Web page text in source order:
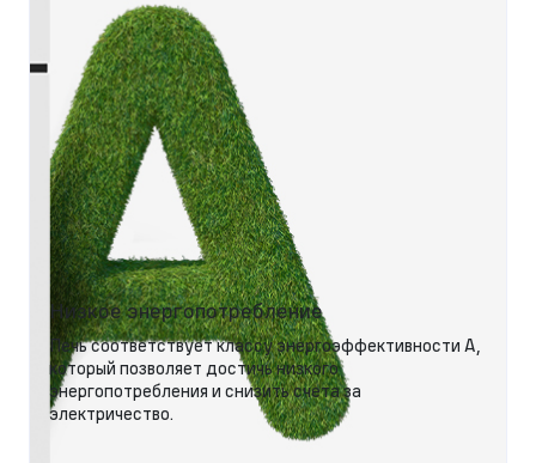
Низкое энергопотребление
Печь соответствует классу энергоэффективности А,
который позволяет достичь низкого
энергопотребления и снизить счета за
электричество.